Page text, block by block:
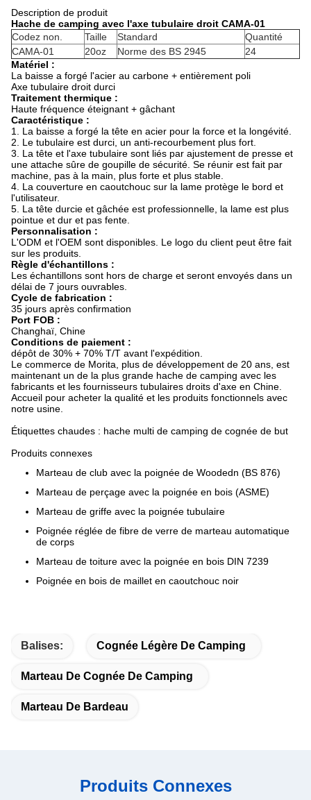
Description de produit
Hache de camping avec l'axe tubulaire droit CAMA-01
Codez non.
Taille Standard
Quantité
CAMA-01
20oz Norme des BS 2945
24
Matériel :
La baisse a forgé l'acier au carbone + entièrement poli
Axe tubulaire droit durci
Traitement thermique :
Haute fréquence éteignant + gâchant
Caractéristique :
1. La baisse a forgé la tête en acier pour la force et la longévité.
2. Le tubulaire est durci, un anti-recourbement plus fort.
3. La tête et l'axe tubulaire sont liés par ajustement de presse et
une attache sûre de goupille de sécurité. Se réunir est fait par
machine, pas à la main, plus forte et plus stable.
4. La couverture en caoutchouc sur la lame protège le bord et
l'utilisateur.
5. La tête durcie et gâchée est professionnelle, la lame est plus
pointue et dur et pas fente.
Personnalisation :
L'ODM et l'OEM sont disponibles. Le logo du client peut être fait
sur les produits.
Règle d'échantillons :
Les échantillons sont hors de charge et seront envoyés dans un
délai de 7 jours ouvrables.
Cycle de fabrication :
35 jours après confirmation
Port FOB :
Changhaï, Chine
Conditions de paiement :
dépôt de 30% + 70% T/T avant l'expédition.
Le commerce de Morita, plus de développement de 20 ans, est
maintenant un de la plus grande hache de camping avec les
fabricants et les fournisseurs tubulaires droits d'axe en Chine.
Accueil pour acheter la qualité et les produits fonctionnels avec
notre usine.
Étiquettes chaudes : hache multi de camping de cognée de but
Produits connexes
Marteau de club avec la poignée de Woodedn (BS 876)
Marteau de perçage avec la poignée en bois (ASME)
Marteau de griffe avec la poignée tubulaire
Poignée réglée de fibre de verre de marteau automatique
de corps
Marteau de toiture avec la poignée en bois DIN 7239
Poignée en bois de maillet en caoutchouc noir
Balises: Cognée Légère De Camping
Marteau De Cognée De Camping
Marteau De Bardeau
Produits Connexes